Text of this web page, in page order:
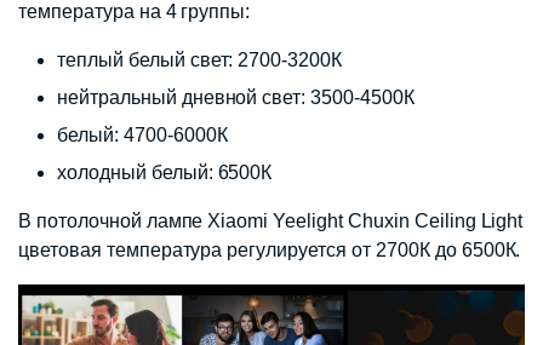
температура на 4 группы:
теплый белый свет: 2700-3200К
нейтральный дневной свет: 3500-4500К
белый: 4700-6000К
холодный белый: 6500К
В потолочной лампе Xiaomi Yeelight Chuxin Ceiling Light
цветовая температура регулируется от 2700К до 6500К.